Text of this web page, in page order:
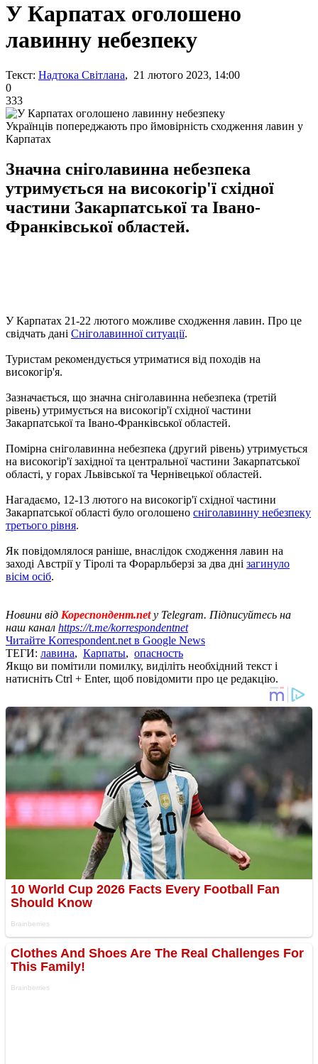
У Карпатах оголошено
лавинну небезпеку
Текст: Надтока Світлана, 21 лютого 2023, 14:00
0
333
Українців попереджають про ймовірність сходження лавин у
Карпатах
Значна сніголавинна небезпека
утримується на високогір'ї східної
частини Закарпатської та Івано-
Франківської областей.
У Карпатах 21-22 лютого можливе сходження лавин. Про це
свідчать дані Сніголавинної ситуації.
Туристам рекомендується утриматися від походів на
високогір'я.
Зазначається, що значна сніголавинна небезпека (третій
рівень) утримується на високогір'ї східної частини
Закарпатської та Івано-Франківської областей.
Помірна сніголавинна небезпека (другий рівень) утримується
на високогір'ї західної та центральної частини Закарпатської
області, у горах Львівської та Чернівецької областей.
Нагадаємо, 12-13 лютого на високогір'ї східної частини
Закарпатської області було оголошено сніголавинну небезпеку
третього рівня.
Як повідомлялося раніше, внаслідок сходження лавин на
заході Австрії у Тіролі та Форарльберзі за два дні загинуло
вісім осіб.
Новини від Кореспондент.netу Telegram. Підписуйтесь на
наш канал https://t.me/korrespondentnet
Читайте Korrespondent.net в Google News
ТЕГИ: лавина, Карпаты, опасность
Якщо ви помітили помилку, виділіть необхідний текст і
натисніть Ctrl + Enter, щоб повідомити про це редакцію.